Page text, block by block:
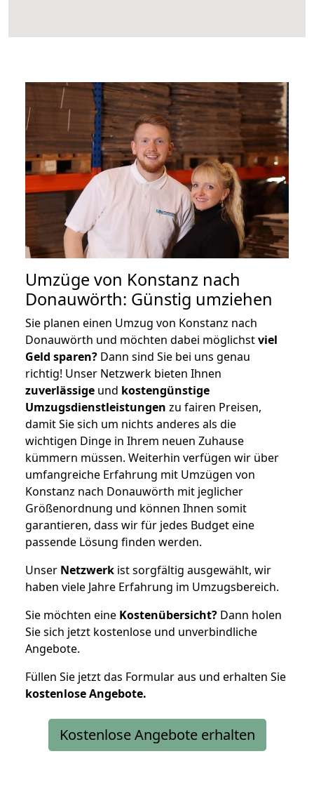
Umzüge von Konstanz nach
Donauwörth: Günstig umziehen
Sie planen einen Umzug von Konstanz nach
Donauwörth und möchten dabei möglichstviel
Geld sparen? Dann sind Sie bei uns genau
richtig! Unser Netzwerk bieten Ihnen
zuverlässige und kostengünstige
Umzugsdienstleistungen zu fairen Preisen,
damit Sie sich um nichts anderes als die
wichtigen Dinge in Ihrem neuen Zuhause
kümmern müssen. Weiterhin verfügen wir über
umfangreiche Erfahrung mit Umzügen von
Konstanz nach Donauwörth mit jeglicher
Größenordnung und können Ihnen somit
garantieren, dass wir für jedes Budget eine
passende Lösung finden werden.
Unser Netzwerk ist sorgfältig ausgewählt, wir
haben viele Jahre Erfahrung im Umzugsbereich.
Sie möchten eine Kostenübersicht? Dann holen
Sie sich jetzt kostenlose und unverbindliche
Angebote.
Füllen Sie jetzt das Formular aus und erhalten Sie
kostenloseAngebote.
Kostenlose Angebote erhalten